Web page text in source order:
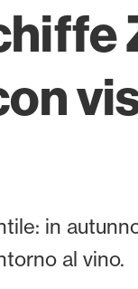
in
al vino.